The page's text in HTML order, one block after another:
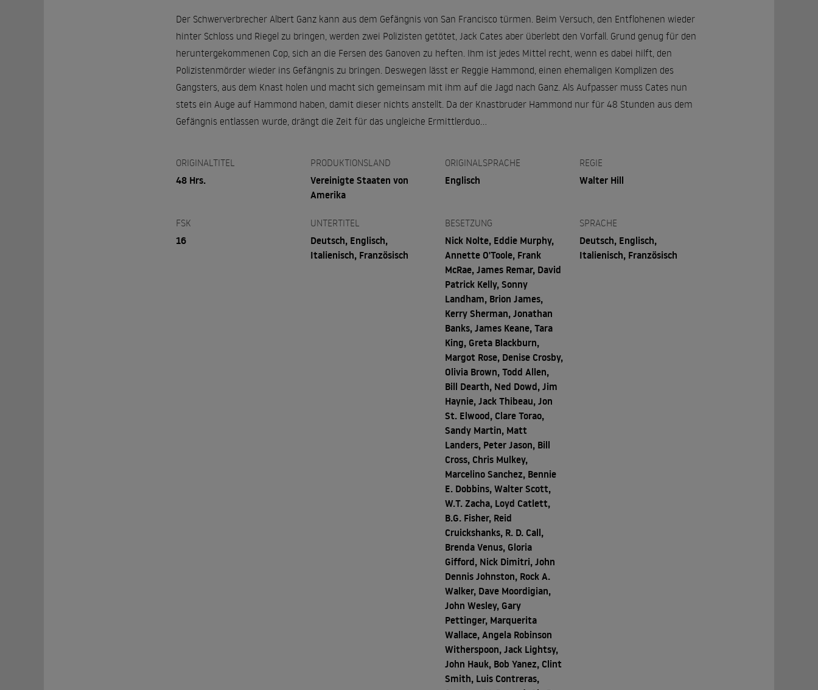
Der Schwerverbrecher Albert Ganz kann aus dem Gefängnis von San Francisco türmen. Beim Versuch, den Entflohenen wieder
hinter Schloss und Riegel zu bringen, werden zwei Polizisten getötet, Jack Cates aber überlebt den Vorfall. Grund genug für den
heruntergekommenen Cop, sich an die Fersen des Ganoven zu heften. Ihm ist jedes Mittel recht, wenn es dabei hilft, den
Polizistenmörder wieder ins Gefängnis zu bringen. Deswegen lässt er Reggie Hammond, einen ehemaligen Komplizen des
Gangsters, aus dem Knast holen und macht sich gemeinsam mit ihm auf die Jagd nach Ganz. Als Aufpasser muss Cates nun
stets ein Auge auf Hammond haben, damit dieser nichts anstellt. Da der Knastbruder Hammond nur für 48 Stunden aus dem
Gefängnis entlassen wurde, drängt die Zeit für das ungleiche Ermittlerduo...
ORIGINALTITEL
48 Hrs.
PRODUKTIONSLAND
Vereinigte Staaten von
Amerika
ORIGINALSPRACHE
Englisch
REGIE
Walter Hill
FSK
16
UNTERTITEL
Deutsch, Englisch,
Italienisch, Französisch
BESETZUNG
Nick Nolte, Eddie Murphy,
Annette O'Toole, Frank
McRae, James Remar, David
Patrick Kelly, Sonny
Landham, Brion James,
Kerry Sherman, Jonathan
Banks, James Keane, Tara
King, Greta Blackburn,
Margot Rose, Denise Crosby,
Olivia Brown, Todd Allen,
Bill Dearth, Ned Dowd, Jim
Haynie, Jack Thibeau, Jon
St. Elwood, Clare Torao,
Sandy Martin, Matt
Landers, Peter Jason, Bill
Cross, Chris Mulkey,
Marcelino Sanchez, Bennie
E. Dobbins, Walter Scott,
W.T. Zacha, Loyd Catlett,
B.G. Fisher, Reid
Cruickshanks, R. D. Call,
Brenda Venus, Gloria
Gifford, Nick Dimitri, John
Dennis Johnston, Rock A.
Walker, Dave Moordigian,
John Wesley, Gary
Pettinger, Marquerita
Wallace, Angela Robinson
Witherspoon, Jack Lightsy,
John Hauk, Bob Yanez, Clint
Smith, Luis Contreras,
SPRACHE
Deutsch, Englisch,
Italienisch, Französisch